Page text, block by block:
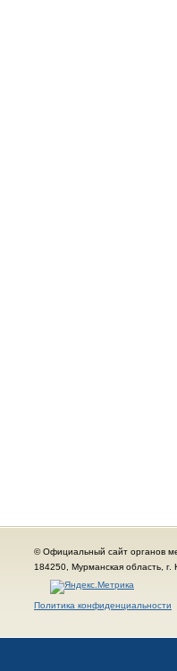
© Официальный сайт органов
184250, Мурманская область,
Политика конфиденциальности